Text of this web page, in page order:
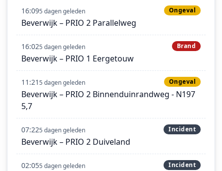
16:095 dagen geleden Ongeval
Beverwijk – PRIO 2 Parallelweg
16:025 dagen geleden Brand
Beverwijk – PRIO 1 Eergetouw
11:215 dagen geleden Ongeval
Beverwijk – PRIO 2 Binnenduinrandweg - N197
5,7
07:225 dagen geleden Incident
Beverwijk – PRIO 2 Duiveland
02:055 dagen geleden Incident